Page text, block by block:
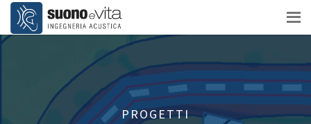
PROGETTI